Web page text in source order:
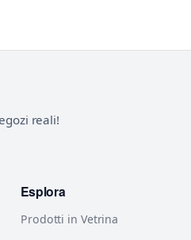
reali!
Esplora
Prodotti in Vetrina